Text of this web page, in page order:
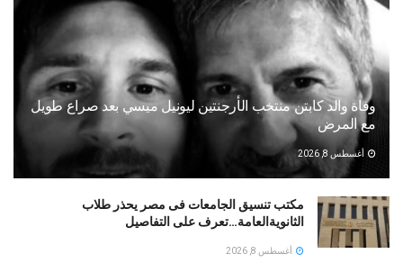
وفاة والد كابتن منتخب الأرجنتين ليونيل ميسي بعد صراع طويل
مع المرض
أغسطس 8, 2026
مكتب تنسيق الجامعات فى مصر يحذر طلاب
الثانويةالعامة…تعرف على التفاصيل
أغسطس 8, 2026